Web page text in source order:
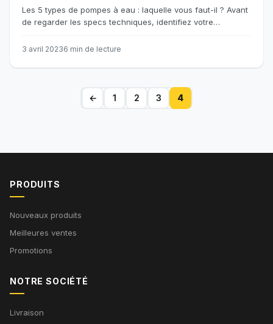
Les 5 types de pompes à eau : laquelle vous faut-il ? Avant
de regarder les specs techniques, identifiez votre…
3 avril 20236 min de lecture
← 1 2 3 4
PRODUITS
Nouveaux produits
Meilleures ventes
Promotions
NOTRE SOCIÉTÉ
Livraison